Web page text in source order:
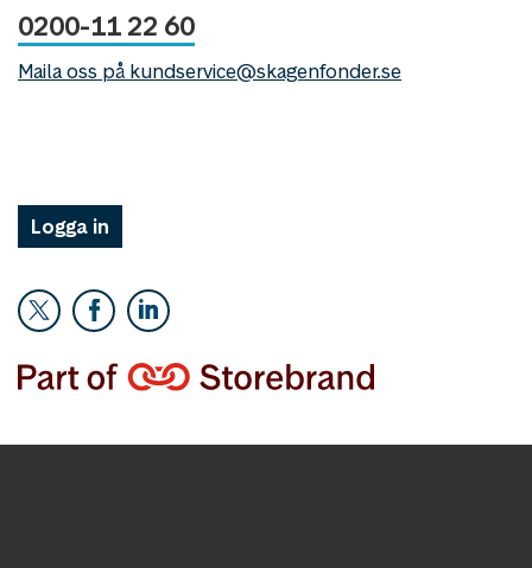
0200-11 22 60
Maila oss på kundservice@skagenfonder.se
Logga in